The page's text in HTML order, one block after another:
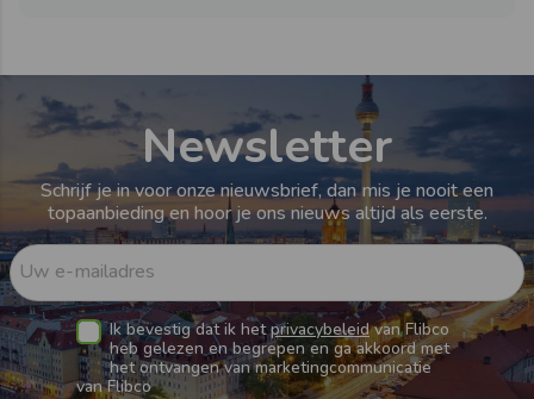
Newsletter
Schrijf je in voor onze nieuwsbrief, dan mis je nooit een
topaanbieding en hoor je ons nieuws altijd als eerste.
Uw e-mailadres
Ik bevestig dat ik hetprivacybeleidvan Flibco
heb gelezen en begrepen en ga akkoord met
het ontvangen van marketingcommunicatie
van Flibco